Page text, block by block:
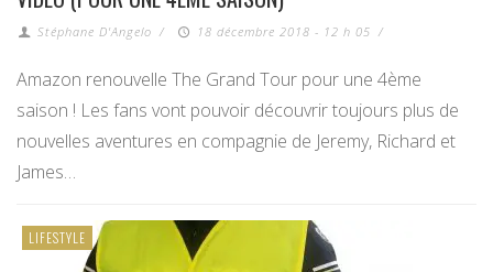
Stéphane D'Angelo / 18 décembre 2018 - 12 h 05 /
Amazon renouvelle The Grand Tour pour une 4ème
saison ! Les fans vont pouvoir découvrir toujours plus de
nouvelles aventures en compagnie de Jeremy, Richard et
James…
LIFESTYLE